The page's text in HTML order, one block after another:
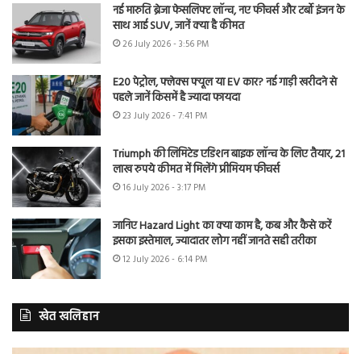
नई मारुति ब्रेजा फेसलिफ्ट लॉन्च, नए फीचर्स और टर्बो इंजन के
साथ आई SUV, जानें क्या है कीमत
26 July 2026 - 3:56 PM
E20 पेट्रोल, फ्लेक्स फ्यूल या EV कार? नई गाड़ी खरीदने से
पहले जानें किसमें है ज्यादा फायदा
23 July 2026 - 7:41 PM
Triumph की लिमिटेड एडिशन बाइक लॉन्च के लिए तैयार, 21
लाख रुपये कीमत में मिलेंगे प्रीमियम फीचर्स
16 July 2026 - 3:17 PM
जानिए Hazard Light का क्या काम है, कब और कैसे करें
इसका इस्तेमाल, ज्यादातर लोग नहीं जानते सही तरीका
12 July 2026 - 6:14 PM
खेत खलिहान